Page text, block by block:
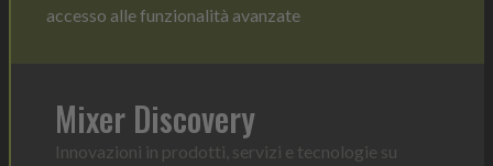
accesso alle funzionalità avanzate
Mixer Discovery
Innovazioni in prodotti, servizi e tecnologie su